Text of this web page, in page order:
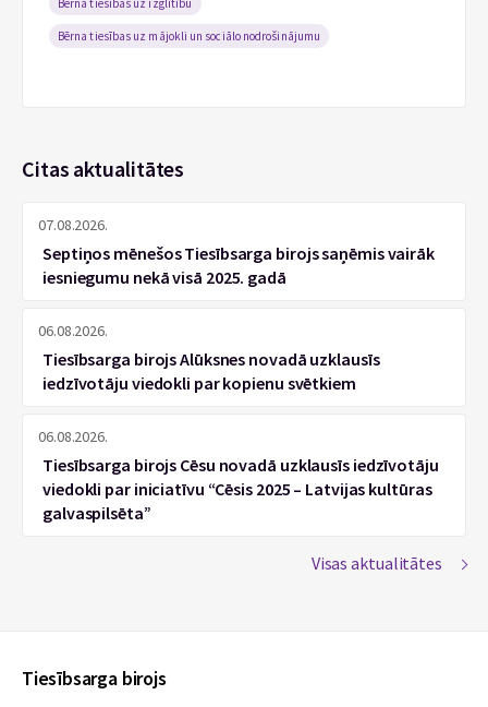
Bērna tiesības uz izglītību
Bērna tiesības uz mājokli un sociālo nodrošinājumu
Citas aktualitātes
07.08.2026.
Septiņos mēnešos Tiesībsarga birojs saņēmis vairāk
iesniegumu nekā visā 2025. gadā
06.08.2026.
Tiesībsarga birojs Alūksnes novadā uzklausīs
iedzīvotāju viedokli par kopienu svētkiem
06.08.2026.
Tiesībsarga birojs Cēsu novadā uzklausīs iedzīvotāju
viedokli par iniciatīvu “Cēsis 2025 – Latvijas kultūras
galvaspilsēta”
Visas aktualitātes
Tiesībsarga birojs